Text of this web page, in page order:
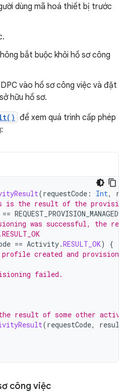
dùng mã hoá thiết bị trước
bắt buộc khỏi hồ sơ công
vào hồ sơ công việc và đặt
hữu hồ sơ.
để xem quá trình cấp phép
(requestCode : Int,
is the result of the
==
was successful, the
== Activity.RESULT_OK)
{
profile created and
failed.
result of some other
(requestCode,
công việc